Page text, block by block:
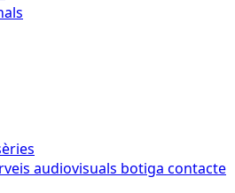
audiovisuals botiga contacte